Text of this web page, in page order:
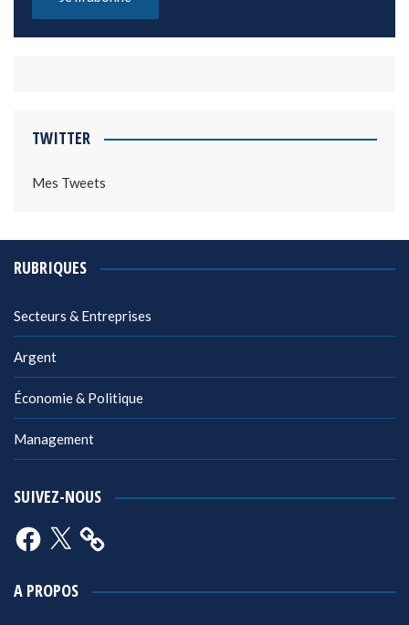
TWITTER
Mes Tweets
RUBRIQUES
Secteurs & Entreprises
Argent
Économie & Politique
Management
SUIVEZ-NOUS
Facebook
X
A PROPOS